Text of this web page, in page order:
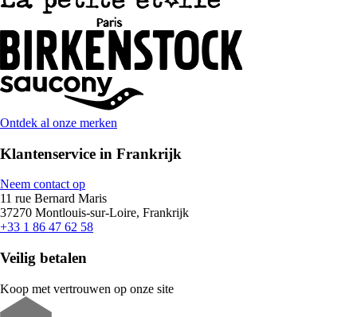
Ontdek al onze merken
Klantenservice in Frankrijk
Neem contact op
11 rue Bernard Maris
37270 Montlouis-sur-Loire, Frankrijk
+33 1 86 47 62 58
Veilig betalen
Koop met vertrouwen op onze site